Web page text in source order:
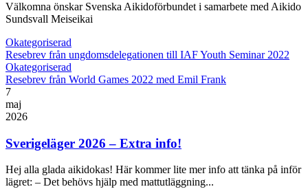
Välkomna önskar Svenska Aikidoförbundet i samarbete med Aikido
Sundsvall Meiseikai
Okategoriserad
Resebrev från ungdomsdelegationen till IAF Youth Seminar 2022
Okategoriserad
Resebrev från World Games 2022 med Emil Frank
7
maj
2026
Sverigeläger 2026 – Extra info!
Hej alla glada aikidokas! Här kommer lite mer info att tänka på inför
lägret: – Det behövs hjälp med mattutläggning...